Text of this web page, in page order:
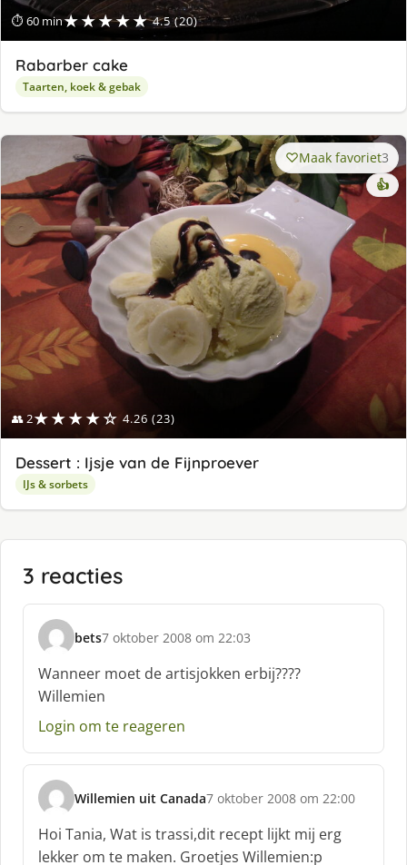
⏱ 60 min★★★★★ 4.5 (20)
Rabarber cake
Taarten, koek & gebak
👥 2★★★★☆ 4.26 (23)
Maak favoriet3
👍
Dessert : Ijsje van de Fijnproever
IJs & sorbets
3 reacties
bets
s
c
h
r
e
f
7 oktober 2008 om 22:03
Wanneer moet de artisjokken erbij????
Willemien
Login om te reageren
Willemien uit Canada
s
c
h
7 oktober 2008 om 22:00
Hoi Tania, Wat is trassi,dit recept lijkt mij erg
lekker om te maken. Groetjes Willemien:p